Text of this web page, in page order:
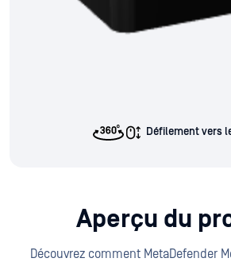
Défilement vers
Aperçu du
Découvrez comment MetaDefender